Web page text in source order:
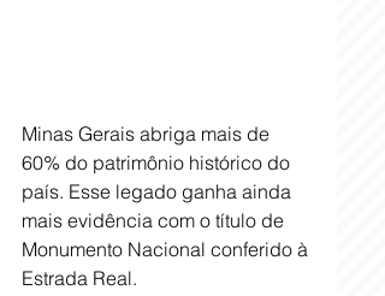
Minas Gerais abriga mais de
60% do patrimônio histórico do
país. Esse legado ganha ainda
mais evidência com o título de
Monumento Nacional conferido à
Estrada Real.